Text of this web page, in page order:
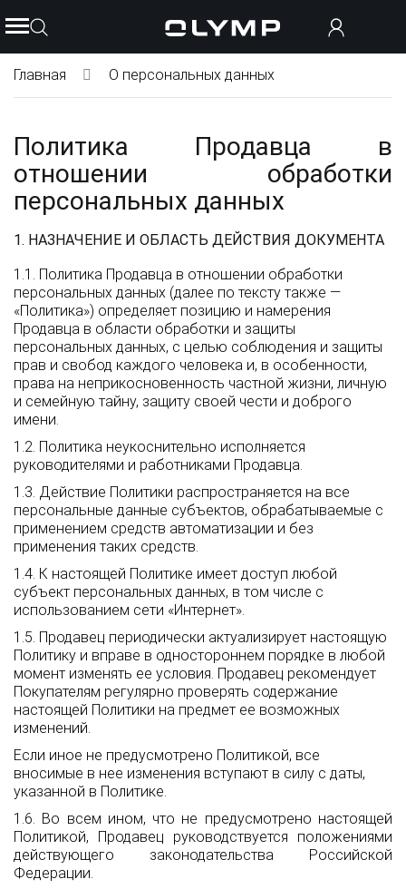
Главная О персональных данных
Политика Продавца в
отношении обработки
персональных данных
1. НАЗНАЧЕНИЕ И ОБЛАСТЬ ДЕЙСТВИЯ ДОКУМЕНТА
1.1. Политика Продавца в отношении обработки
персональных данных (далее по тексту также —
«Политика») определяет позицию и намерения
Продавца в области обработки и защиты
персональных данных, с целью соблюдения и защиты
прав и свобод каждого человека и, в особенности,
права на неприкосновенность частной жизни, личную
и семейную тайну, защиту своей чести и доброго
имени.
1.2. Политика неукоснительно исполняется
руководителями и работниками Продавца.
1.3. Действие Политики распространяется на все
персональные данные субъектов, обрабатываемые с
применением средств автоматизации и без
применения таких средств.
1.4. К настоящей Политике имеет доступ любой
субъект персональных данных, в том числе с
использованием сети «Интернет».
1.5. Продавец периодически актуализирует настоящую
Политику и вправе в одностороннем порядке в любой
момент изменять ее условия. Продавец рекомендует
Покупателям регулярно проверять содержание
настоящей Политики на предмет ее возможных
изменений.
Если иное не предусмотрено Политикой, все
вносимые в нее изменения вступают в силу с даты,
указанной в Политике.
1.6. Во всем ином, что не предусмотрено настоящей
Политикой, Продавец руководствуется положениями
действующего законодательства Российской
Федерации.